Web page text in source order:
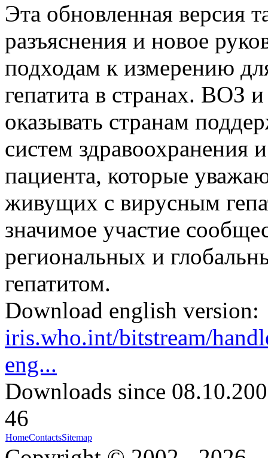
Эта обновленная версия
разъяснения и новое
подходам к измерению
гепатита в странах. ВОЗ
оказывать странам
систем здравоохранения
пациента, которые
живущих с вирусным
значимое участие
региональных и
гепатитом.
Download english version:
iris.who.int/bitstream/
eng...
Downloads since
46
HomeContactsSitemap